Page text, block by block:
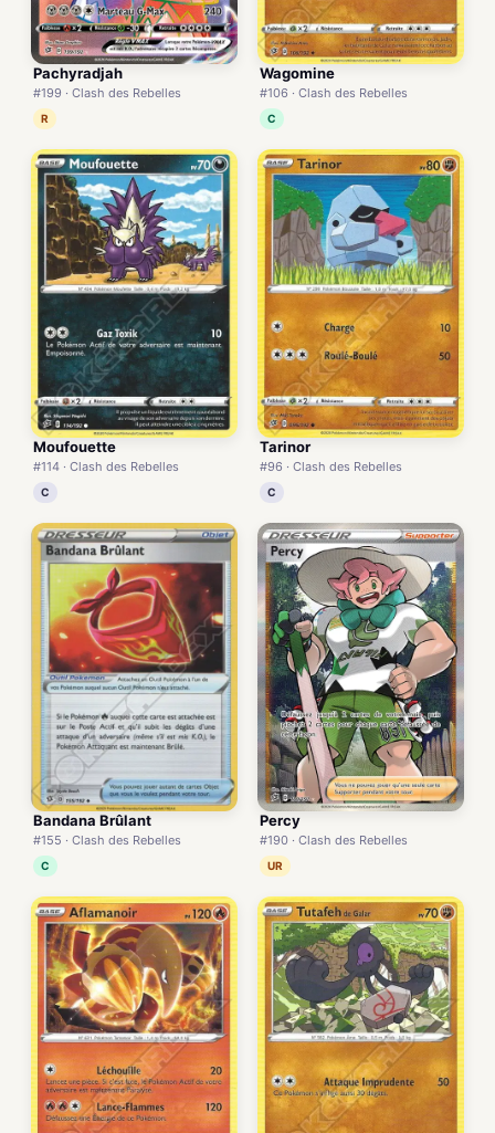
Pachyradjah
#199 · Clash des Rebelles
R
Wagomine
#106 · Clash des Rebelles
C
Moufouette
#114 · Clash des Rebelles
C
Tarinor
#96 · Clash des Rebelles
C
Bandana Brûlant
#155 · Clash des Rebelles
C
Percy
#190 · Clash des Rebelles
UR